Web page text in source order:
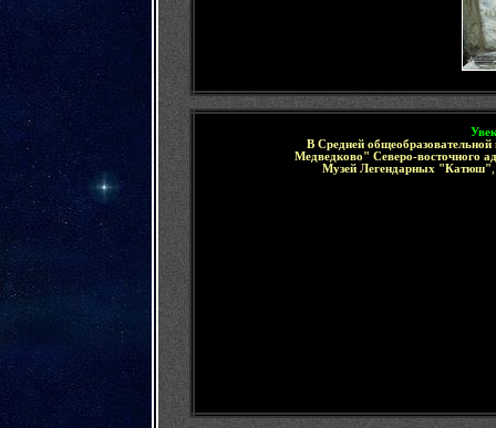
В Средней
Медведково" Северо-восточного
Музей Легендарных "Катюш"